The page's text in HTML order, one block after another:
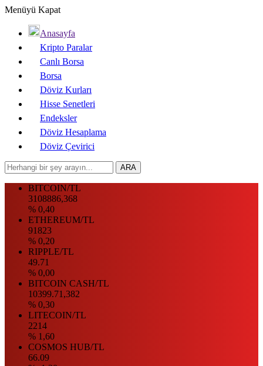
Menüyü Kapat
Anasayfa
Kripto Paralar
Canlı Borsa
Borsa
Döviz Kurları
Hisse Senetleri
Endeksler
Döviz Hesaplama
Döviz Çevirici
BITCOIN/TL
3108886,368
% 0,40
ETHEREUM/TL
91823
% 0,20
RIPPLE/TL
49.71
% 0,00
BITCOIN CASH/TL
10399.71,382
% 0,30
LITECOIN/TL
2214
% 1,60
COSMOS HUB/TL
66.09